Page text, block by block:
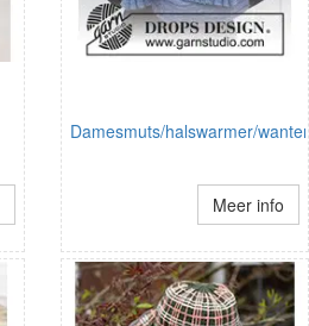
Damesmuts/halswarmer/
Meer info